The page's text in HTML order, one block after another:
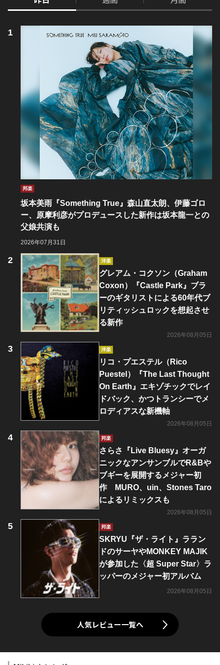
邦楽
坂本美雨『Something True』森山直太朗、伊藤ゴロ
ー、原摩利彦がプロデュースした新作は坂本龍一との
父娘共演も
2026年07月31日
洋楽
グレアム・コクソン（Graham
Coxon）『Castle Park』ブラ
ーのギタリストによる60年代ブ
リティッシュロックを想起させ
る新作
2026年08月05日
洋楽
リコ・プエステル（Rico
Puestel）『The Last Thought
On Earth』エキゾチックでレイ
ドバック、かつトランシーでメ
ロディアスな新機軸
2026年08月05日
邦楽
さらさ『Live Bluesy』オーガ
ニックなアンサンブルでR&Bや
ブギーを展開するメジャー初
作 MURO、uin、Stones Taro
によるリミックスも
2026年08月05日
邦楽
SKRYU『ザ・ライト』ララン
ドのサーヤやMONKEY MAJIK
が参加した〈超 Super Star〉ラ
ッパーのメジャー初アルバム
2026年08月05日
人気レビュー一覧へ